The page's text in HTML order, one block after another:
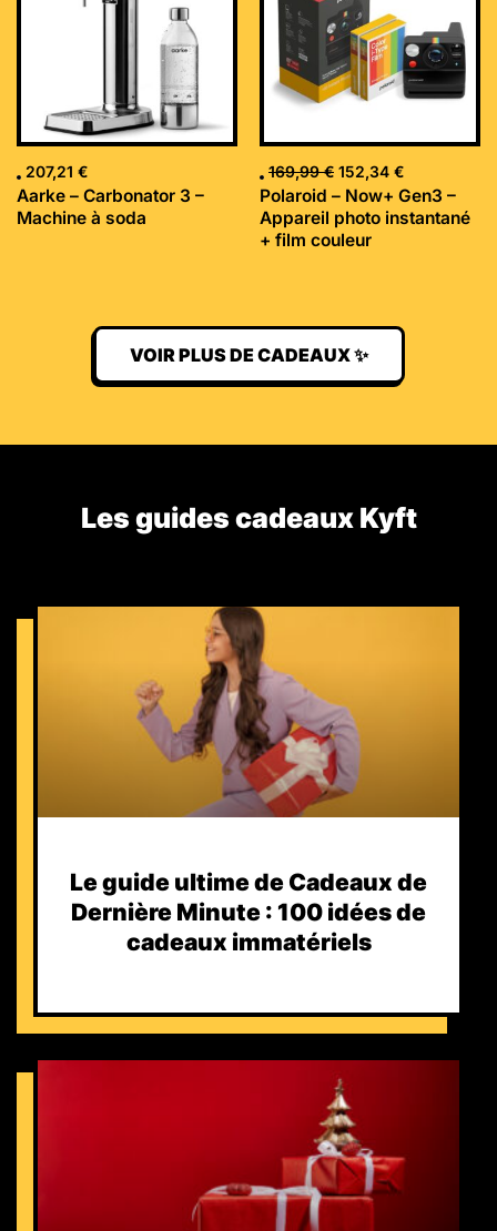
207,21 €
Aarke – Carbonator 3 –
Machine à soda
169,99€
169,99 €.
152,34 €
Polaroid – Now+ Gen3 –
Appareil photo instantané
+ film couleur
VOIR PLUS DE CADEAUX ✨
Les guides cadeaux Kyft​
Le guide ultime de Cadeaux de
Dernière Minute : 100 idées de
cadeaux immatériels